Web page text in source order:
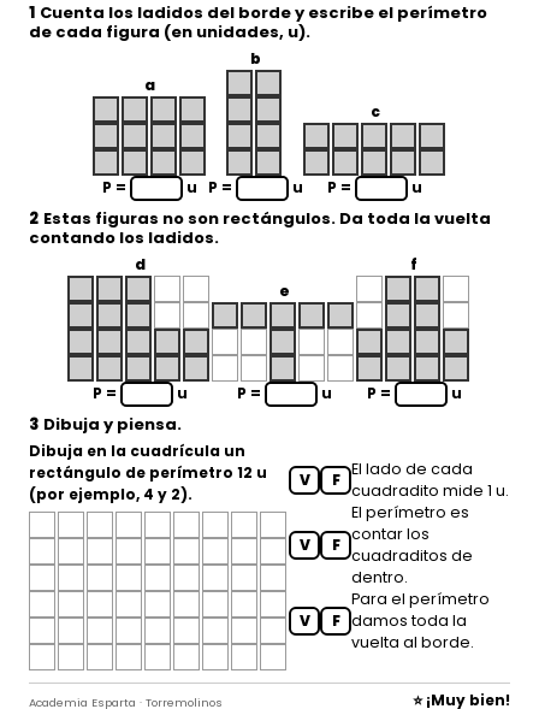
1 Cuenta los ladidos del borde y escribe el perímetro
de cada figura (en unidades, u).
a
P = u
b
P = u
c
P = u
2 Estas figuras no son rectángulos. Da toda la vuelta
contando los ladidos.
d
P = u
e
P = u
f
P = u
3 Dibuja y piensa.
Dibuja en la cuadrícula un
rectángulo de perímetro 12 u
(por ejemplo, 4 y 2).
V F
El lado de cada
cuadradito mide 1 u.
V F
El perímetro es
contar los
cuadraditos de
dentro.
V F
Para el perímetro
damos toda la
vuelta al borde.
Academia Esparta · Torremolinos ⭐ ¡Muy bien!